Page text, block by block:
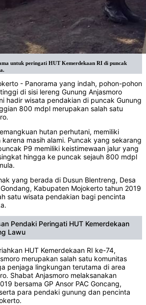
untuk peringati HUT Kemerdekaan RI di puncak
- Panorama yang indah, pohon-pohon
di sisi lereng Gunung Anjasmoro
hadir wisata pendakian di puncak Gunung
800 mdpl merupakan salah satu
hutan perhutani, memiliki
masih alami. Puncak yang sekarang
P9 memiliki keistimewaan jalur yang
hingga ke puncak sejauh 800 mdpl
yang berada di Dusun Blentreng, Desa
Kabupaten Mojokerto tahun 2019
satu wisata pendakian bagi pencinta
Pendaki Peringati HUT Kemerdekaan
Lawu
HUT Kemerdekaan RI ke-74,
merupakan salah satu komunitas
penjaga lingkungan terutama di area
Shabat Anjasmoro melaksanakan
bersama GP Ansor PAC Goncang,
para pendaki gunung dan pencinta